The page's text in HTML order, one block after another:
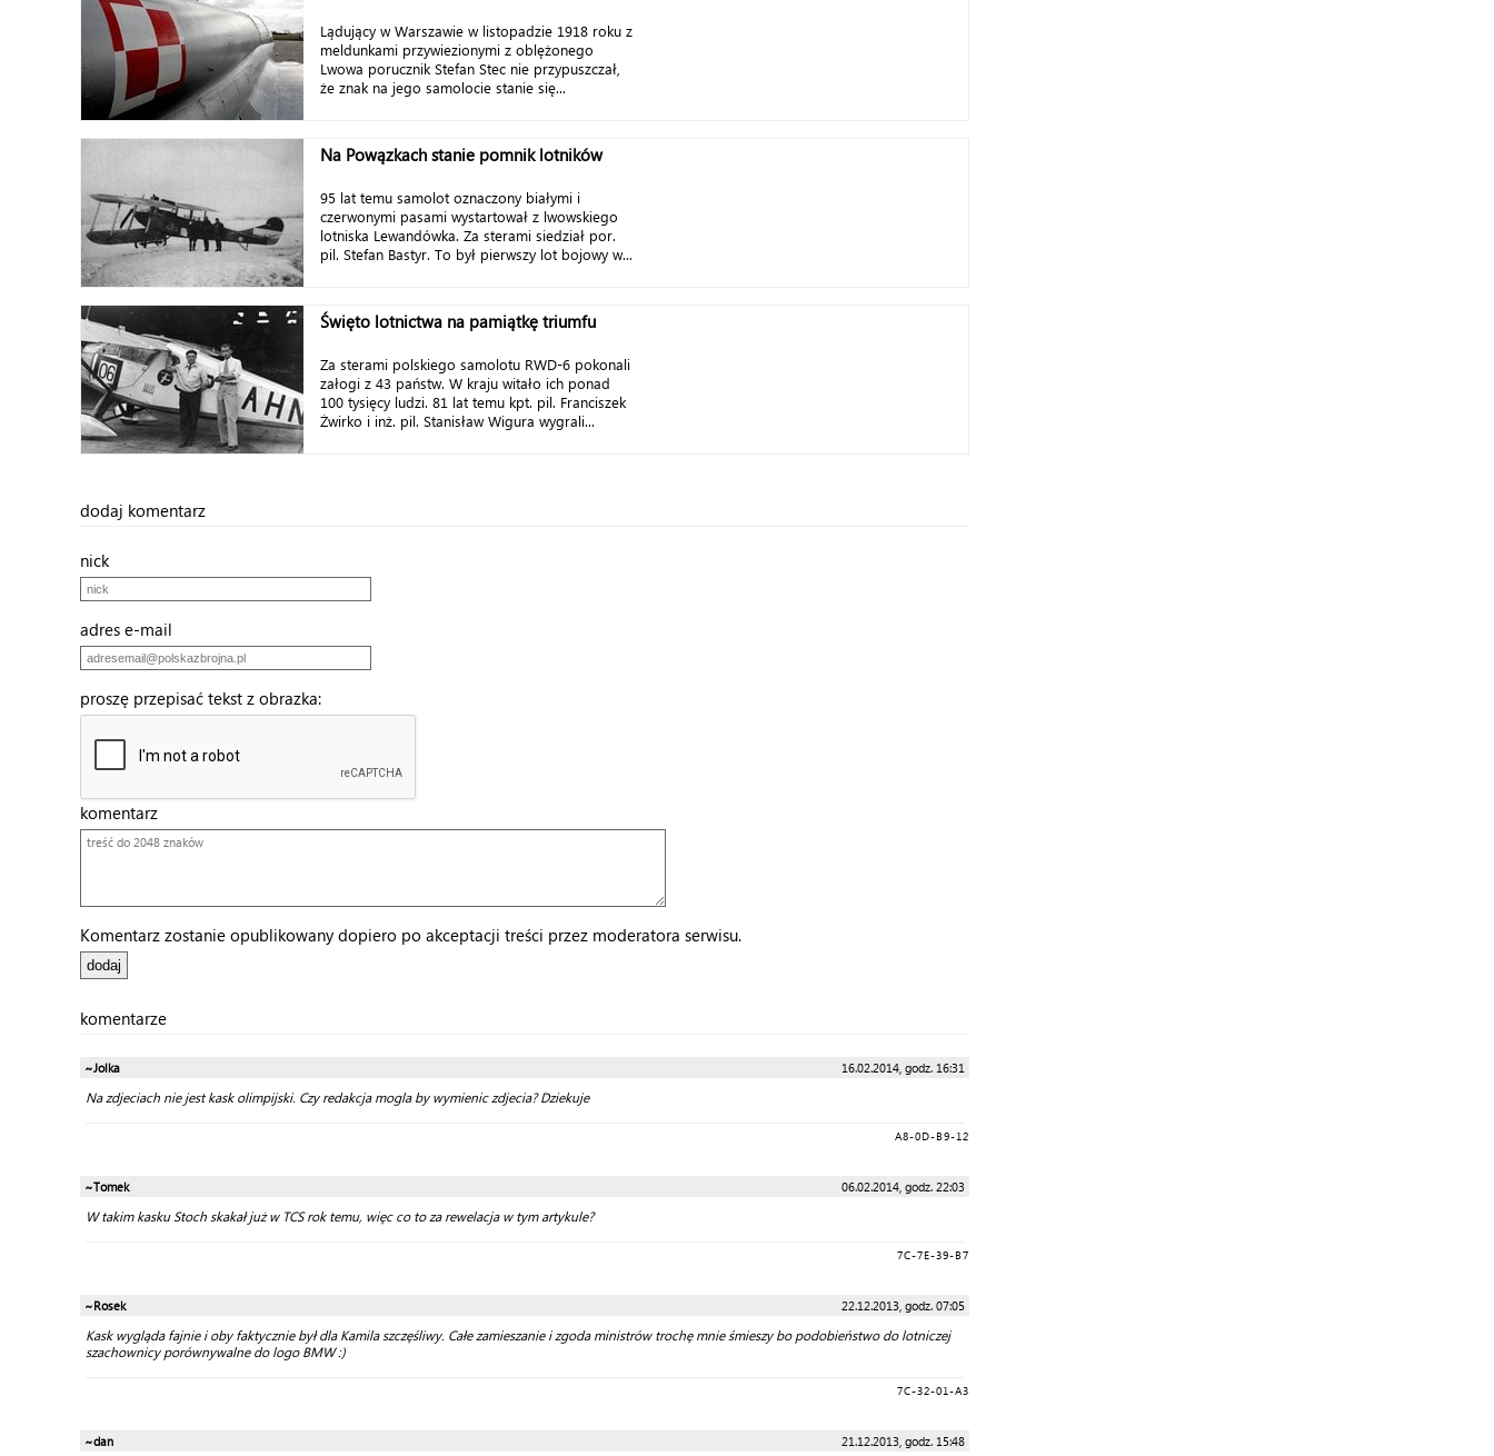
Lądujący w Warszawie w listopadzie 1918 roku z
meldunkami przywiezionymi z oblężonego
Lwowa porucznik Stefan Stec nie przypuszczał,
że znak na jego samolocie stanie się...
Na Powązkach stanie pomnik lotników
95 lat temu samolot oznaczony białymi i
czerwonymi pasami wystartował z lwowskiego
lotniska Lewandówka. Za sterami siedział por.
pil. Stefan Bastyr. To był pierwszy lot bojowy w...
Święto lotnictwa na pamiątkę triumfu
Za sterami polskiego samolotu RWD-6 pokonali
załogi z 43 państw. W kraju witało ich ponad
100 tysięcy ludzi. 81 lat temu kpt. pil. Franciszek
Żwirko i inż. pil. Stanisław Wigura wygrali...
dodaj komentarz
nick
adres e-mail
proszę przepisać tekst z obrazka:
komentarz
Komentarz zostanie opublikowany dopiero po akceptacji treści przez moderatora serwisu.
komentarze
~Jolka 16.02.2014, godz. 16:31
Na zdjeciach nie jest kask olimpijski. Czy redakcja mogla by wymienic zdjecia? Dziekuje
A8-0D-B9-12
~Tomek 06.02.2014, godz. 22:03
W takim kasku Stoch skakał już w TCS rok temu, więc co to za rewelacja w tym artykule?
7C-7E-39-B7
~Rosek 22.12.2013, godz. 07:05
Kask wygląda fajnie i oby faktycznie był dla Kamila szczęśliwy. Całe zamieszanie i zgoda ministrów trochę mnie śmieszy bo podobieństwo do lotniczej
szachownicy porównywalne do logo BMW :)
7C-32-01-A3
~dan 21.12.2013, godz. 15:48